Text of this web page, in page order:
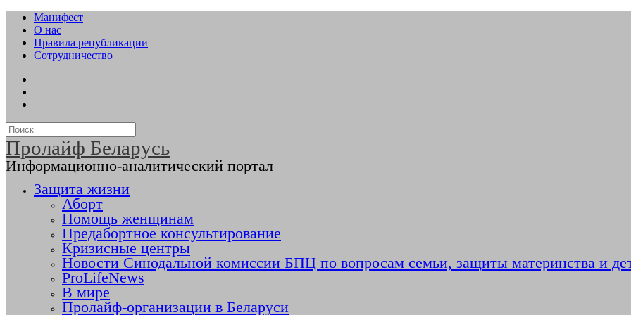
Манифест
О нас
Правила републикации
Сотрудничество
Пролайф Беларусь
Информационно-аналитический портал
Защита жизни
Аборт
Помощь женщинам
Предабортное консультирование
Кризисные центры
Новости Синодальной комиссии БПЦ по вопросам семьи, защиты материнства и
ProLifeNews
В мире
Пролайф-организации в Беларуси